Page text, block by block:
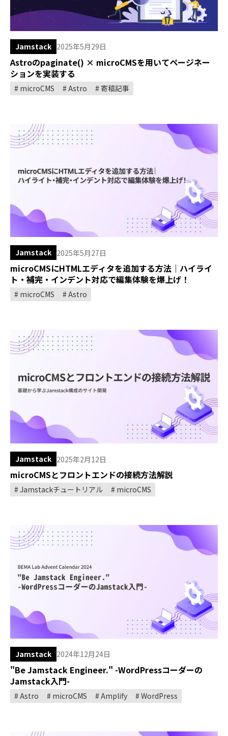
Jamstack 2025年5月29日
Astroのpaginate() × microCMSを用いてページネー
ションを実装する
microCMS Astro 寄稿記事
Jamstack 2025年5月27日
microCMSにHTMLエディタを追加する方法｜ハイライ
ト・補完・インデント対応で編集体験を爆上げ！
microCMS Astro
Jamstack 2025年2月12日
microCMSとフロントエンドの接続方法解説
Jamstackチュートリアル microCMS
Jamstack 2024年12月24日
"Be Jamstack Engineer." -WordPressコーダーの
Jamstack入門-
Astro microCMS Amplify WordPress